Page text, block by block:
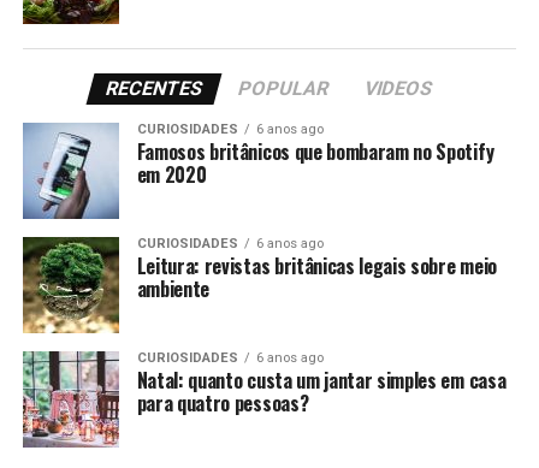
Pixabay
Pixabay
Compartilhe isso:
Clique
para
compartilhar
no
Twitter(abre
Clique
para
compartilhar
RECENTES POPULAR VIDEOS
CURIOSIDADES 6 anos ago
Famosos britânicos que bombaram no Spotify
em 2020
CURIOSIDADES 6 anos ago
Leitura: revistas britânicas legais sobre meio
ambiente
CURIOSIDADES 6 anos ago
Natal: quanto custa um jantar simples em casa
para quatro pessoas?